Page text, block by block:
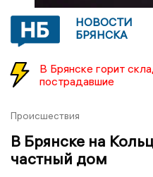
НОВОСТИ
БРЯНСКА
В Брянске горит
пострадавшие
Происшествия
В Брянске на
частный дом